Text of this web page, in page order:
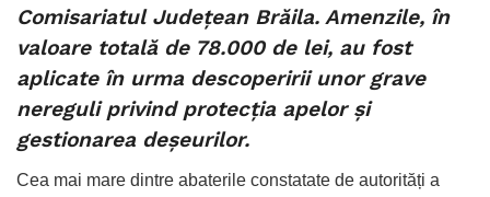
Comisariatul Județean Brăila. Amenzile, în
valoare totală de 78.000 de lei, au fost
aplicate în urma descoperirii unor grave
nereguli privind protecția apelor și
gestionarea deșeurilor.
Cea mai mare dintre abaterile constatate de autorități a